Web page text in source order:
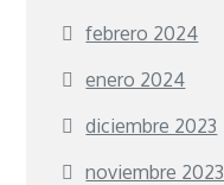
febrero 2024
enero 2024
diciembre 2023
noviembre 2023